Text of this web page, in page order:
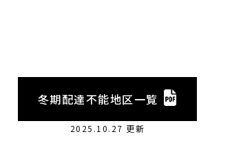
冬期配達不能地区一覧
2025.10.27 更新